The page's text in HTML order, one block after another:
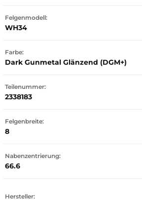
Felgenmodell:
WH34
Farbe:
Dark Gunmetal Glänzend (DGM+)
Teilenummer:
2338183
Felgenbreite:
8
Nabenzentrierung:
66.6
Hersteller: